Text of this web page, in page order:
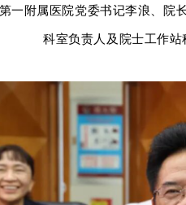
一附属医院党委书记李浪、院
科室负责人及院士工作站